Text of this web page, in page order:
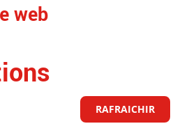
web
RAFRAICHIR